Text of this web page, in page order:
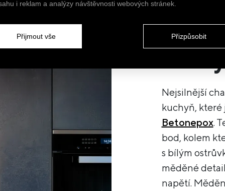
i reklam a analýzy návštěvnosti webových stránek.
Přijmout vše Přizpůsobit
Nejsilnější
kuchyň,
Betonepox.
bod, kolem
s bílým
měděné
napětí.